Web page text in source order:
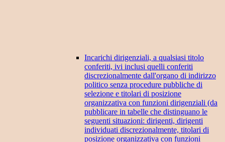
Incarichi dirigenziali, a qualsiasi titolo
conferiti, ivi inclusi quelli conferiti
discrezionalmente dall'organo di indirizzo
politico senza procedure pubbliche di
selezione e titolari di posizione
organizzativa con funzioni dirigenziali (da
pubblicare in tabelle che distinguano le
seguenti situazioni: dirigenti, dirigenti
individuati discrezionalmente, titolari di
posizione organizzativa con funzioni